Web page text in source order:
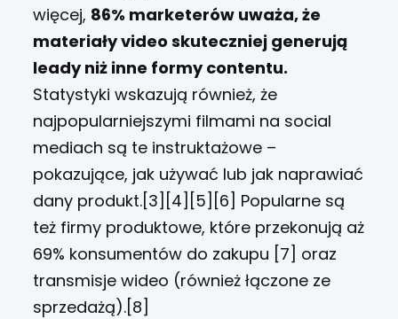
więcej, 86% marketerów uważa, że
materiały video skuteczniej generują
leady niż inne formy contentu.
Statystyki wskazują również, że
najpopularniejszymi filmami na social
mediach są te instruktażowe –
pokazujące, jak używać lub jak naprawiać
dany produkt.[3][4][5][6] Popularne są
też firmy produktowe, które przekonują aż
69% konsumentów do zakupu [7] oraz
transmisje wideo (również łączone ze
sprzedażą).[8]